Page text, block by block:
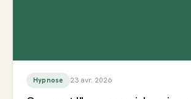
Hypnose 23 avr. 2026